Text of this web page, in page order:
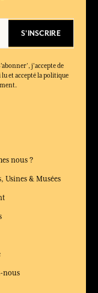
?
S'INSCRIRE
j'accepte de
et accepté la politique
nous ?
Usines & Musées
nous